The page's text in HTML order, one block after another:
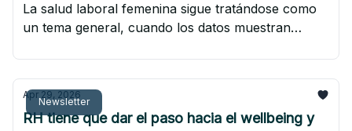
La salud laboral femenina sigue tratándose como
un tema general, cuando los datos muestran
Newsletter
Apr 29, 2026
RH tiene que dar el paso hacia el wellbeing y